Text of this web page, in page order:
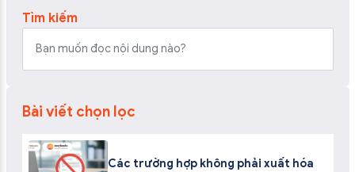
Tìm kiếm
Bài viết chọn lọc
Các trường hợp không phải xuất hóa